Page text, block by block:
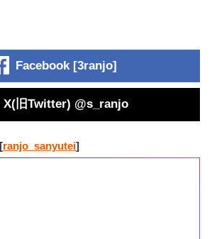
Facebook [3ranjo]
X(旧Twitter) @s_ranjo
[ranjo_sanyutei]